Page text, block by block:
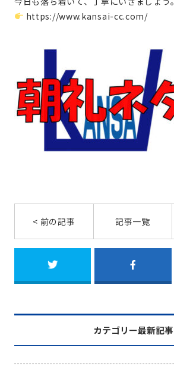
https://www.kansai-cc.com/
< 前の記事 記事一覧
カテゴリー最新記事